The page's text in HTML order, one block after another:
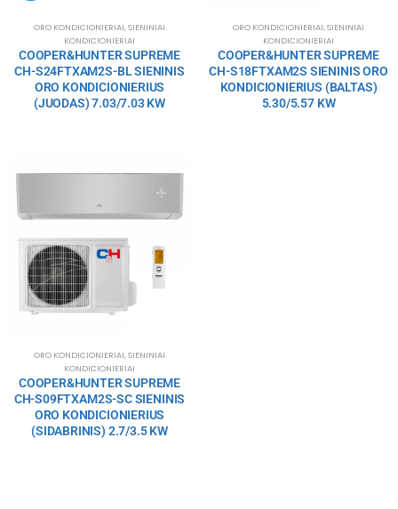
ORO KONDICIONIERIAI,SIENINIAI
KONDICIONIERIAI
COOPER&HUNTER SUPREME
CH-S24FTXAM2S-BL SIENINIS
ORO KONDICIONIERIUS
(JUODAS) 7.03/7.03 KW
ORO KONDICIONIERIAI,SIENINIAI
KONDICIONIERIAI
COOPER&HUNTER SUPREME
CH-S18FTXAM2S SIENINIS ORO
KONDICIONIERIUS (BALTAS)
5.30/5.57 KW
ORO KONDICIONIERIAI,SIENINIAI
KONDICIONIERIAI
COOPER&HUNTER SUPREME
CH-S09FTXAM2S-SC SIENINIS
ORO KONDICIONIERIUS
(SIDABRINIS) 2.7/3.5 KW